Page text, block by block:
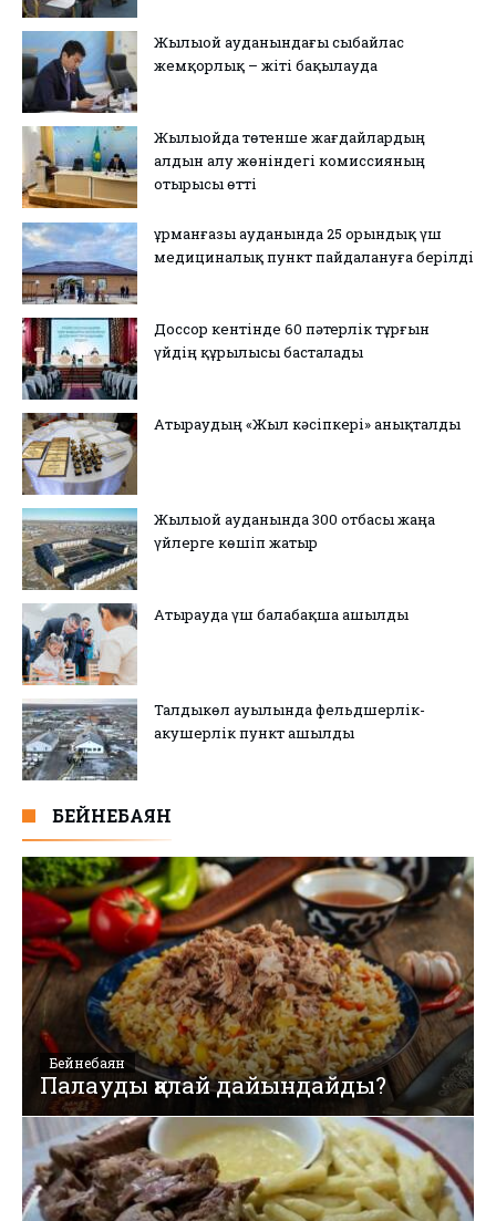
Жылыой ауданындағы сыбайлас
жемқорлық – жіті бақылауда
Жылыойда төтенше жағдайлардың
алдын алу жөніндегі комиссияның
отырысы өтті
Құрманғазы ауданында 25 орындық үш
медициналық пункт пайдалануға берілді
Доссор кентінде 60 пәтерлік тұрғын
үйдің құрылысы басталады
Атыраудың «Жыл кәсіпкері» анықталды
Жылыой ауданында 300 отбасы жаңа
үйлерге көшіп жатыр
Атырауда үш балабақша ашылды
Талдыкөл ауылында фельдшерлік-
акушерлік пункт ашылды
БЕЙНЕБАЯН
Бейнебаян
Палауды қалай дайындайды?